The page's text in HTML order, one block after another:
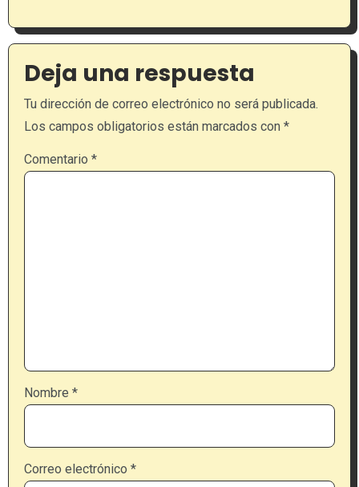
Deja una respuesta
Tu dirección de correo electrónico no será publicada.
Los campos obligatorios están marcados con *
Comentario *
Nombre *
Correo electrónico *